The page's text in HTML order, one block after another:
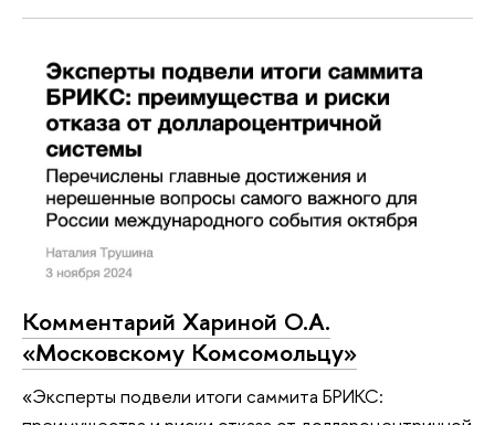
Комментарий Хариной О.А.
«Московскому Комсомольцу»
«Эксперты подвели итоги саммита БРИКС: